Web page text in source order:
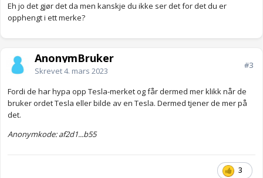
Eh jo det gjør det da men kanskje du ikke ser det for det du er
opphengt i ett merke?
AnonymBruker
Skrevet4. mars 2023
#3
Fordi de har hypa opp Tesla-merket og får dermed mer klikk når de
bruker ordet Tesla eller bilde av en Tesla. Dermed tjener de mer på
det.
Anonymkode: af2d1...b55
3